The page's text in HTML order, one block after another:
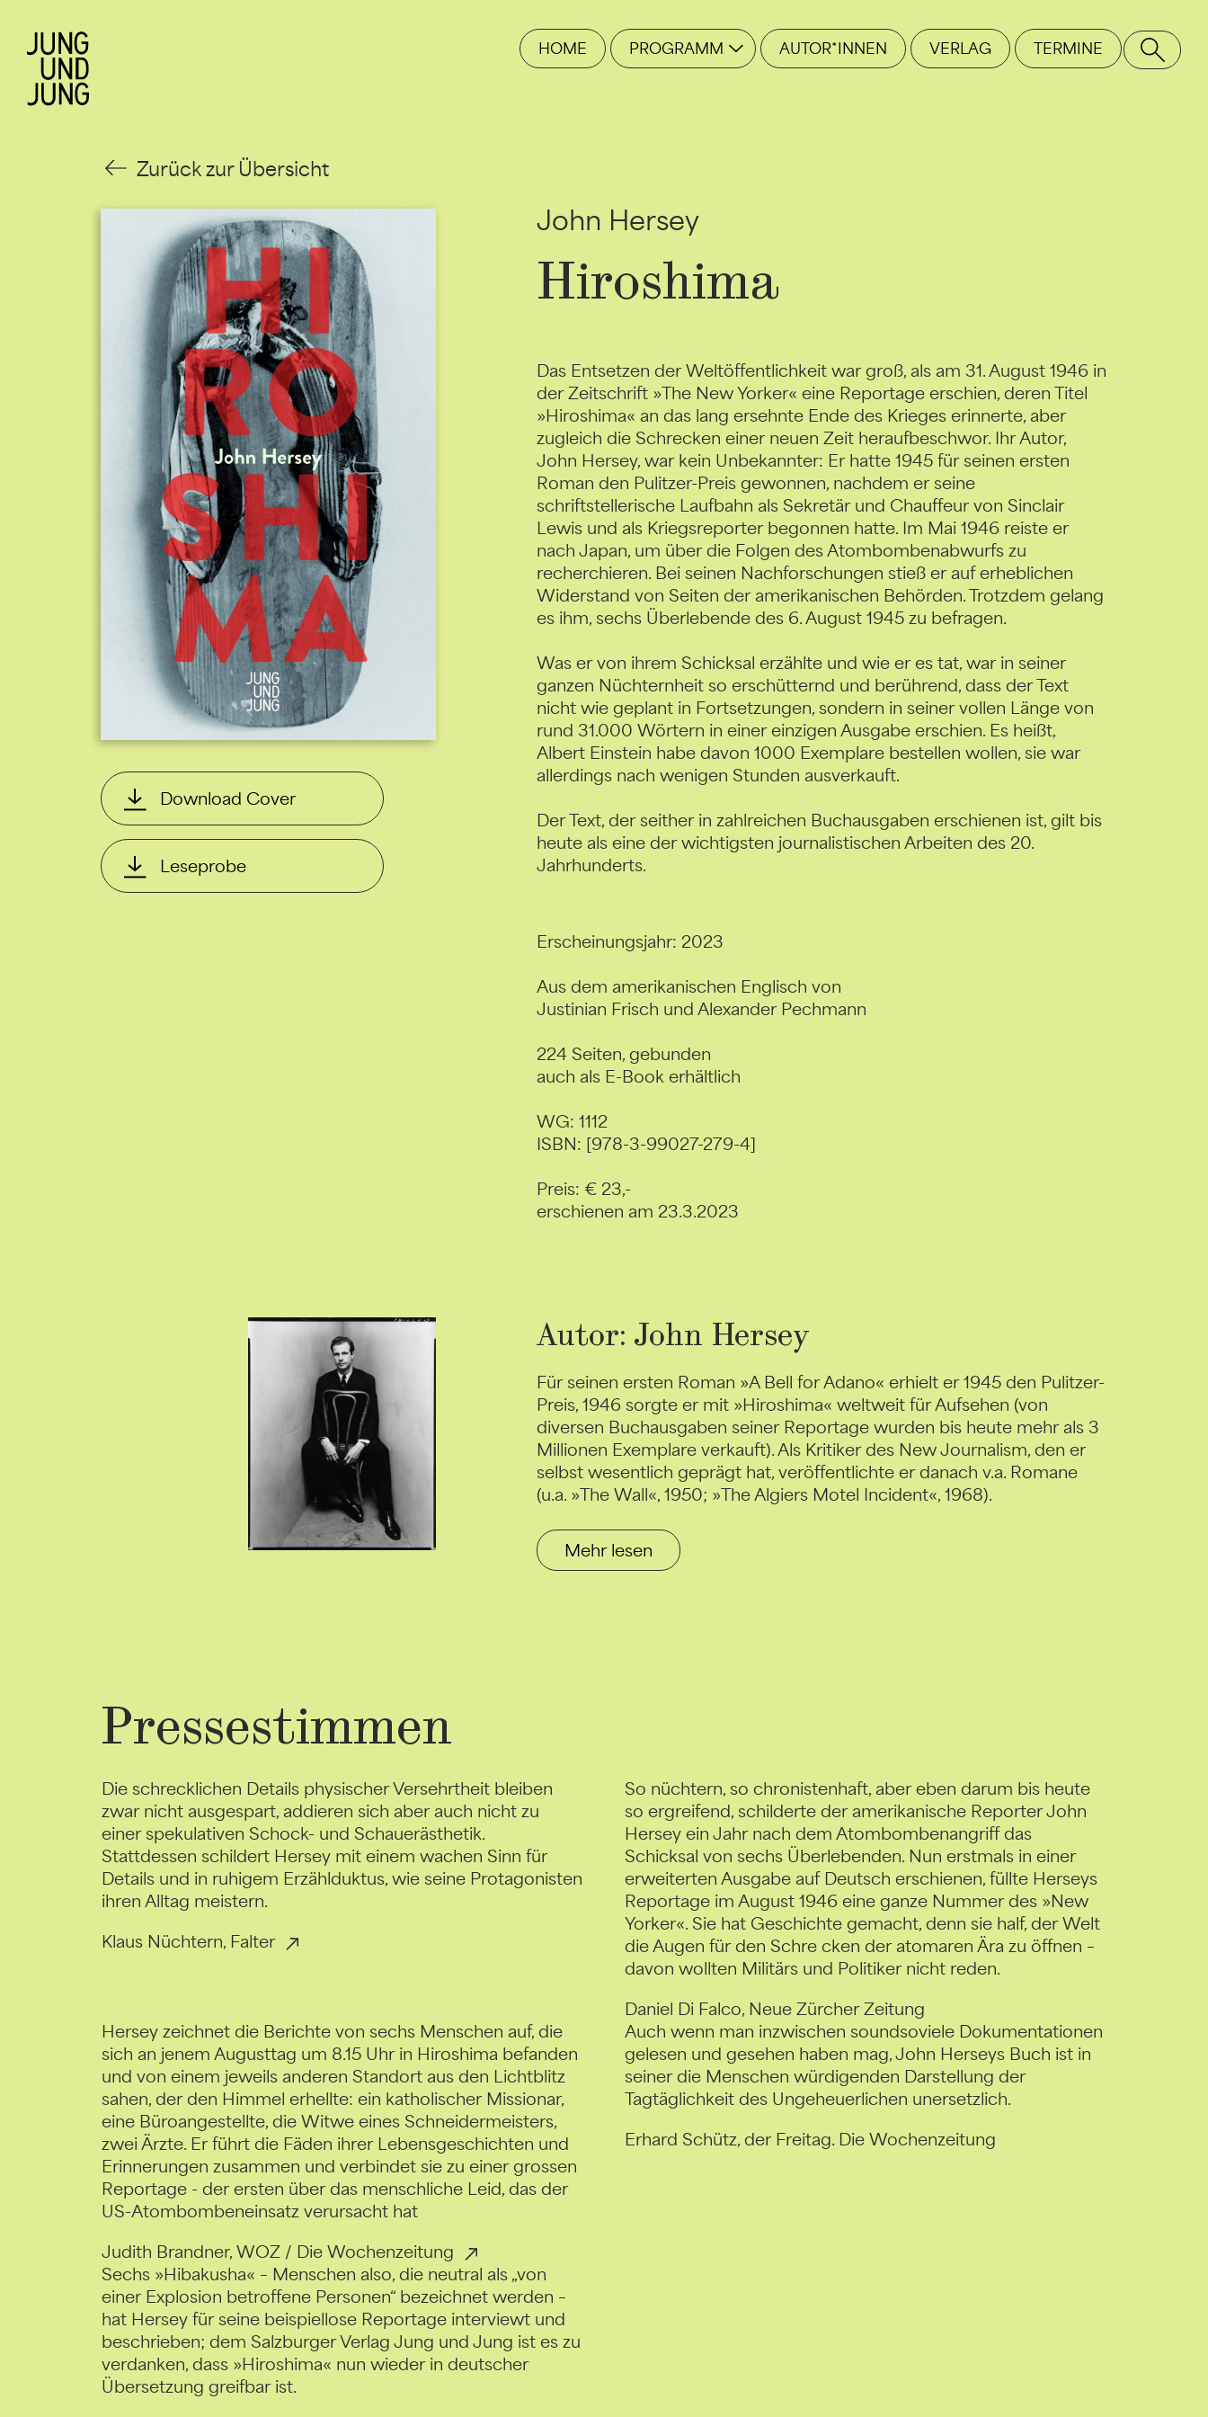
HOME PROGRAMM AUTOR*INNEN VERLAG TERMINE SE
Zurück zur Übersicht
Download Cover
Leseprobe
John Hersey
Hiroshima
Das Entsetzen der Weltöffentlichkeit war groß, als am 31. August 1946 in
der Zeitschrift »The New Yorker« eine Reportage erschien, deren Titel
»Hiroshima« an das lang ersehnte Ende des Krieges erinnerte, aber
zugleich die Schrecken einer neuen Zeit heraufbeschwor. Ihr Autor,
John Hersey, war kein Unbekannter: Er hatte 1945 für seinen ersten
Roman den Pulitzer-Preis gewonnen, nachdem er seine
schriftstellerische Laufbahn als Sekretär und Chauffeur von Sinclair
Lewis und als Kriegsreporter begonnen hatte. Im Mai 1946 reiste er
nach Japan, um über die Folgen des Atombombenabwurfs zu
recherchieren. Bei seinen Nachforschungen stieß er auf erheblichen
Widerstand von Seiten der amerikanischen Behörden. Trotzdem gelang
es ihm, sechs Überlebende des 6. August 1945 zu befragen.
Was er von ihrem Schicksal erzählte und wie er es tat, war in seiner
ganzen Nüchternheit so erschütternd und berührend, dass der Text
nicht wie geplant in Fortsetzungen, sondern in seiner vollen Länge von
rund 31.000 Wörtern in einer einzigen Ausgabe erschien. Es heißt,
Albert Einstein habe davon 1000 Exemplare bestellen wollen, sie war
allerdings nach wenigen Stunden ausverkauft.
Der Text, der seither in zahlreichen Buchausgaben erschienen ist, gilt bis
heute als eine der wichtigsten journalistischen Arbeiten des 20.
Jahrhunderts.
Erscheinungsjahr: 2023
Aus dem amerikanischen Englisch von
Justinian Frisch und Alexander Pechmann
224 Seiten, gebunden
auch als E-Book erhältlich
WG: 1112
ISBN: [978-3-99027-279-4]
Preis: € 23,-
erschienen am 23.3.2023
Autor: John Hersey
Für seinen ersten Roman »A Bell for Adano« erhielt er 1945 den Pulitzer-
Preis, 1946 sorgte er mit »Hiroshima« weltweit für Aufsehen (von
diversen Buchausgaben seiner Reportage wurden bis heute mehr als 3
Millionen Exemplare verkauft). Als Kritiker des New Journalism, den er
selbst wesentlich geprägt hat, veröffentlichte er danach v.a. Romane
(u.a. »The Wall«, 1950; »The Algiers Motel Incident«, 1968).
Mehr lesen
Pressestimmen
Die schrecklichen Details physischer Versehrtheit bleiben
zwar nicht ausgespart, addieren sich aber auch nicht zu
einer spekulativen Schock- und Schauerästhetik.
Stattdessen schildert Hersey mit einem wachen Sinn für
Details und in ruhigem Erzählduktus, wie seine Protagonisten
ihren Alltag meistern.
Klaus Nüchtern, Falter
So nüch­tern, so chronistenhaft, aber eben darum bis heute
so ergrei­fend, schilderte der amerikani­sche Reporter John
Hersey ein Jahr nach dem Atombomben­angriff das
Schicksal von sechs Überlebenden. Nun erstmals in einer
erweiterten Ausgabe auf Deutsch erschienen, füllte Herseys
Reportage im August 1946 eine ganze Nummer des »New
Yorker«. Sie hat Geschichte gemacht, denn sie half, der Welt
die Augen für den Schre­ cken der atomaren Ära zu öffnen –
davon wollten Militärs und Politiker nicht reden.
Daniel Di Falco, Neue Zürcher Zeitung
Hersey zeichnet die Berichte von sechs Menschen auf, die
sich an jenem Augusttag um 8.15 Uhr in Hiroshima befanden
und von einem jeweils anderen Standort aus den Lichtblitz
sahen, der den Himmel erhellte: ein katholischer Missionar,
eine Büroangestellte, die Witwe eines Schneidermeisters,
zwei Ärzte. Er führt die Fäden ihrer Lebensgeschichten und
Erinnerungen zusammen und verbindet sie zu einer grossen
Reportage - der ersten über das menschliche Leid, das der
US-Atombombeneinsatz verursacht hat
Judith Brandner, WOZ / Die Wochenzeitung
Auch wenn man inzwischen soundsoviele Dokumentationen
gelesen und gesehen haben mag, John Herseys Buch ist in
seiner die Menschen würdigenden Darstellung der
Tagtäglichkeit des Ungeheuerlichen unersetzlich.
Erhard Schütz, der Freitag. Die Wochenzeitung
Sechs »Hibakusha« – Menschen also, die neutral als „von
einer Explosion betroffene Personen“ bezeichnet werden –
hat Hersey für seine beispiellose Reportage interviewt und
beschrieben; dem Salzburger Verlag Jung und Jung ist es zu
verdanken, dass »Hiroshima« nun wieder in deutscher
Übersetzung greifbar ist.